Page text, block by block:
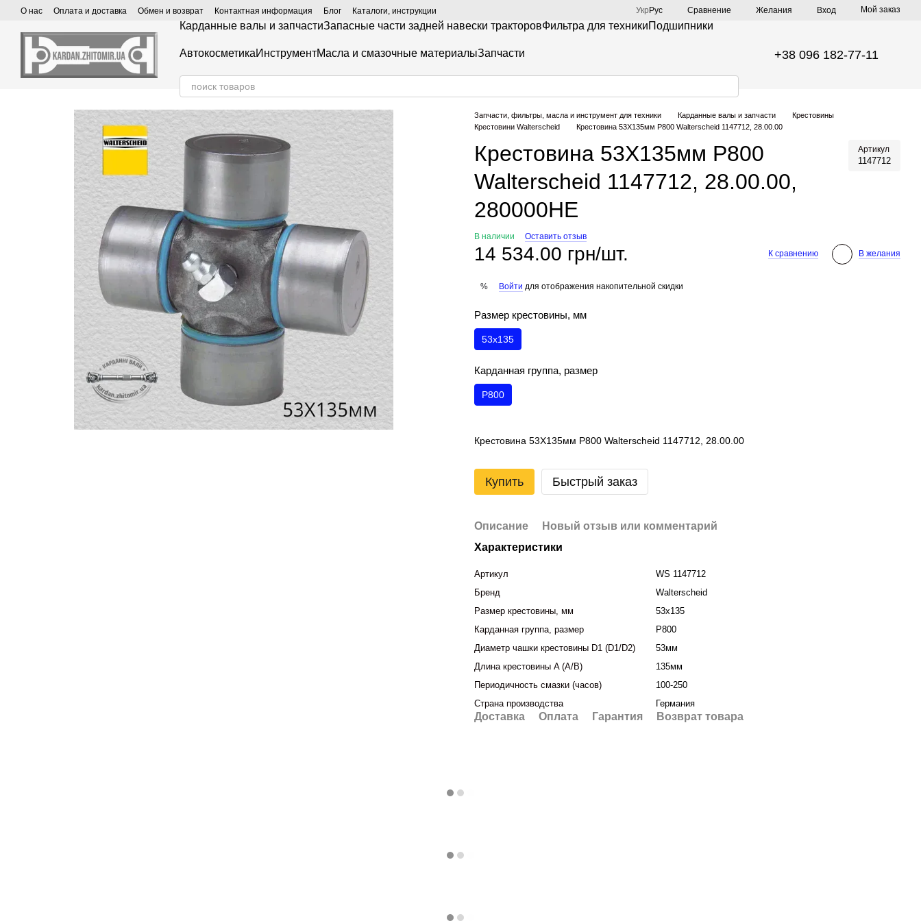
Перейти к основному контенту
О нас Оплата и доставка Обмен и возврат Контактная информация Блог Каталоги, инструкции Укр Рус Сравнение Желания Вход Мой заказ
Карданные валы и запчастиЗапасные части задней навески тракторовФильтра для техникиПодшипники
АвтокосметикаИнструментМасла и смазочные материалыЗапчасти +38 096 182-77-11
Запчасти, фильтры, масла и инструмент для техники Карданные валы и запчасти
Крестовины
Крестовини Walterscheid
Крестовина 53Х135мм P800 Walterscheid 1147712, 28.00.00
Крестовина 53Х135мм P800
Walterscheid 1147712, 28.00.00,
280000HE
Артикул
1147712
В наличии Оставить отзыв
14 534.00 грн/шт. К сравнению В желания
% Войти для отображения накопительной скидки
Размер крестовины, мм
53х135
Карданная группа, размер
P800
Крестовина 53Х135мм P800 Walterscheid 1147712, 28.00.00
Купить Быстрый заказ
Описание
Новый отзыв или комментарий
Характеристики
Артикул
WS 1147712
Бренд
Walterscheid
Размер крестовины, мм
53х135
Карданная группа, размер
P800
Диаметр чашки крестовины D1 (D1/D2)
53мм
Длина крестовины A (A/B)
135мм
Периодичность смазки (часов)
100-250
Страна производства
Германия
Доставка Оплата Гарантия Возврат товара